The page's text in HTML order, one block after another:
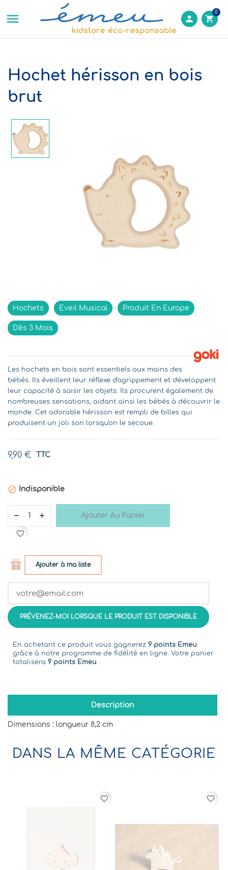
 person shopping_cart
0
Hochet hérisson en bois
brut
Hochets Eveil Musical Produit En Europe
Dès 3 Mois
Les hochets en bois sont essentiels aux mains des
bébés. Ils éveillent leur réflexe d'agrippement et développent
leur capacité à saisir les objets. Ils procurent également de
nombreuses sensations, aidant ainsi les bébés à découvrir le
monde. Cet adorable hérisson est rempli de billes qui
produisent un joli son lorsqu'on le secoue.
9,90 € TTC
 Indisponible
Ajouter Au Panier
favorite_border
Ajouter à ma liste
PRÉVENEZ-MOI LORSQUE LE PRODUIT EST DISPONIBLE
En achetant ce produit vous gagnerez 9 points Emeu
grâce à notre programme de fidélité en ligne. Votre panier
totalisera 9 points Emeu .
Description
Dimensions : longueur 8,2 cm
DANS LA MÊME CATÉGORIE